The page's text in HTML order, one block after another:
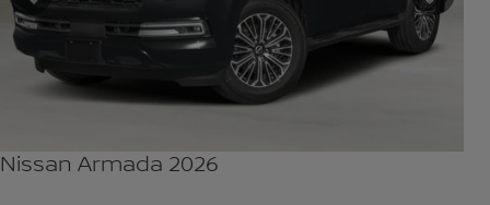
Précédent
Nissan Armada 2026